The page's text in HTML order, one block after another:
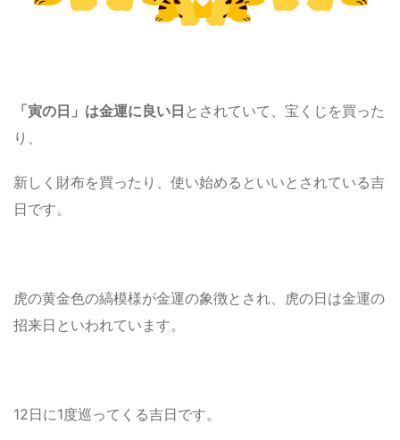
「寅の日」は金運に良い日 とされていて、宝くじを買った
り、
新しく財布を買ったり、使い始めるといいとされている吉
日です。
虎の黄金色の縞模様が金運の象徴とされ、虎の日は金運の
招来日といわれています。
12日に1度巡ってくる吉日です。